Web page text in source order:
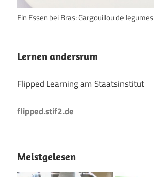
Ein Essen bei Bras: Gargouillou de legumes
Lernen andersrum
Flipped Learning am Staatsinstitut
flipped.stif2.de
Meistgelesen